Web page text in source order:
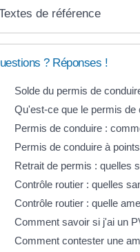
de référence
? Réponses !
Solde du permis de
Qu'est-ce que le permis de
Permis de conduire :
Permis de conduire à
Retrait de permis : quelles
Contrôle routier : quelles
Contrôle routier : quelle
Comment savoir si j'ai un
Comment contester une